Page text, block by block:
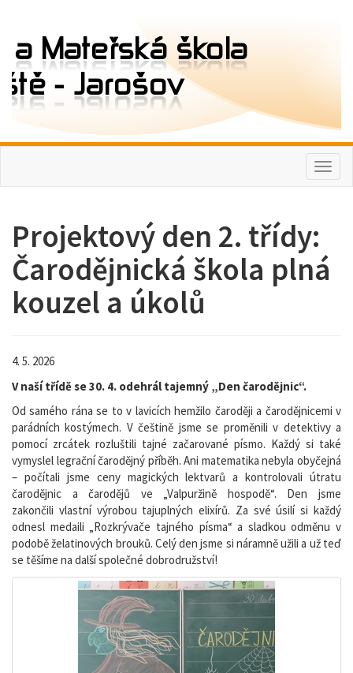
Projektový den 2. třídy:
Čarodějnická škola plná
kouzel a úkolů
4. 5. 2026
V naší třídě se 30. 4. odehrál tajemný „Den čarodějnic“.
Od samého rána se to v lavicích hemžilo čaroději a čarodějnicemi v
parádních kostýmech. V češtině jsme se proměnili v detektivy a
pomocí zrcátek rozluštili tajné začarované písmo. Každý si také
vymyslel legrační čarodějný příběh. Ani matematika nebyla obyčejná
– počítali jsme ceny magických lektvarů a kontrolovali útratu
čarodějnic a čarodějů ve „Valpuržině hospodě“. Den jsme
zakončili vlastní výrobou tajuplných elixírů. Za své úsilí si každý
odnesl medaili „Rozkrývače tajného písma“ a sladkou odměnu v
podobě želatinových brouků. Celý den jsme si náramně užili a už teď
se těšíme na další společné dobrodružství!